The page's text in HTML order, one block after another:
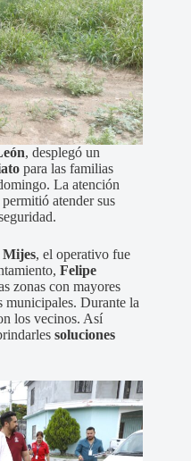
, desplegó un
para las familias
La atención
atender sus
Mijes, el operativo fue
Felipe
zonas con mayores
municipales. Durante la
los vecinos. Así
soluciones